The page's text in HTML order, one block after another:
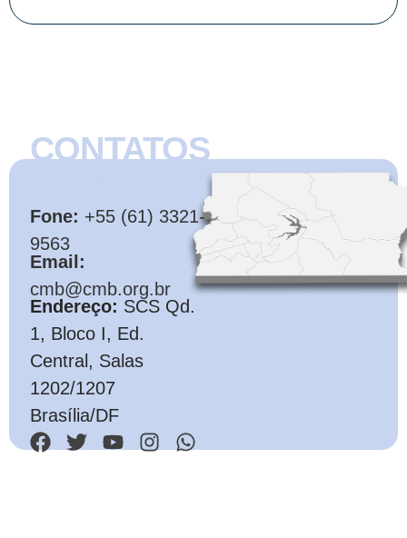
CONTATOS
Fone: +55 (61) 3321-
9563
Email:
cmb@cmb.org.br
Endereço: SCS Qd.
1, Bloco I, Ed.
Central, Salas
1202/1207
Brasília/DF